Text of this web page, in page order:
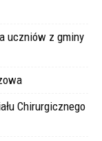
uczniów z gminy
Chirurgicznego